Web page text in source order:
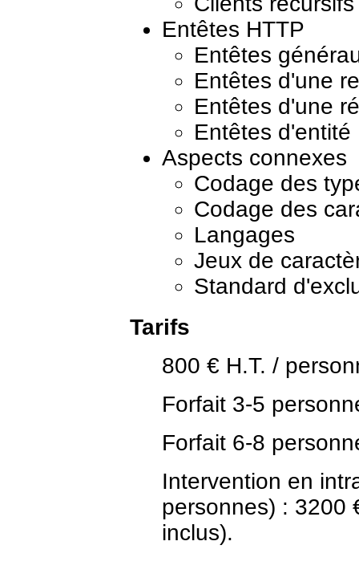
Entêtes HTTP
Entêtes
Entêtes d'une
Entêtes d'une
Entêtes d'entité
Aspects connexes
Codage des
Codage des
Langages
Jeux de
Standard
Tarifs
800 € H.T. /
Forfait 3-5
Forfait 6-8
Intervention en
personnes) : 3200
inclus).